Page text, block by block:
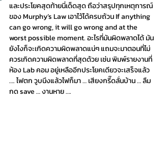
และประโยคสุดท้ายนี่เด็ดสุด ถือว่าสรุปทุกเหตุการณ์
ของ Murphy’s Law เอาไว้ได้ครบถ้วน If anything
can go wrong, it will go wrong and at the
worst possible moment. อะไรที่มันผิดพลาดได้ มัน
ยังไงก็จะเกิดความผิดพลาดแน่ๆ แถมจะมาตอนที่ไม่
ควรเกิดความผิดพลาดที่สุดด้วย เช่น พิมพ์รายงานที่
ห้อง Lab คอม อยู่เหลืออีกประโยคเดียวจะเสร็จแล้ว
…. ไฟตก วูบนึงแล้วไฟก็มา … เสียงกรี๊ดลั่นบ้าน … ลืม
กด save … งานหาย ….